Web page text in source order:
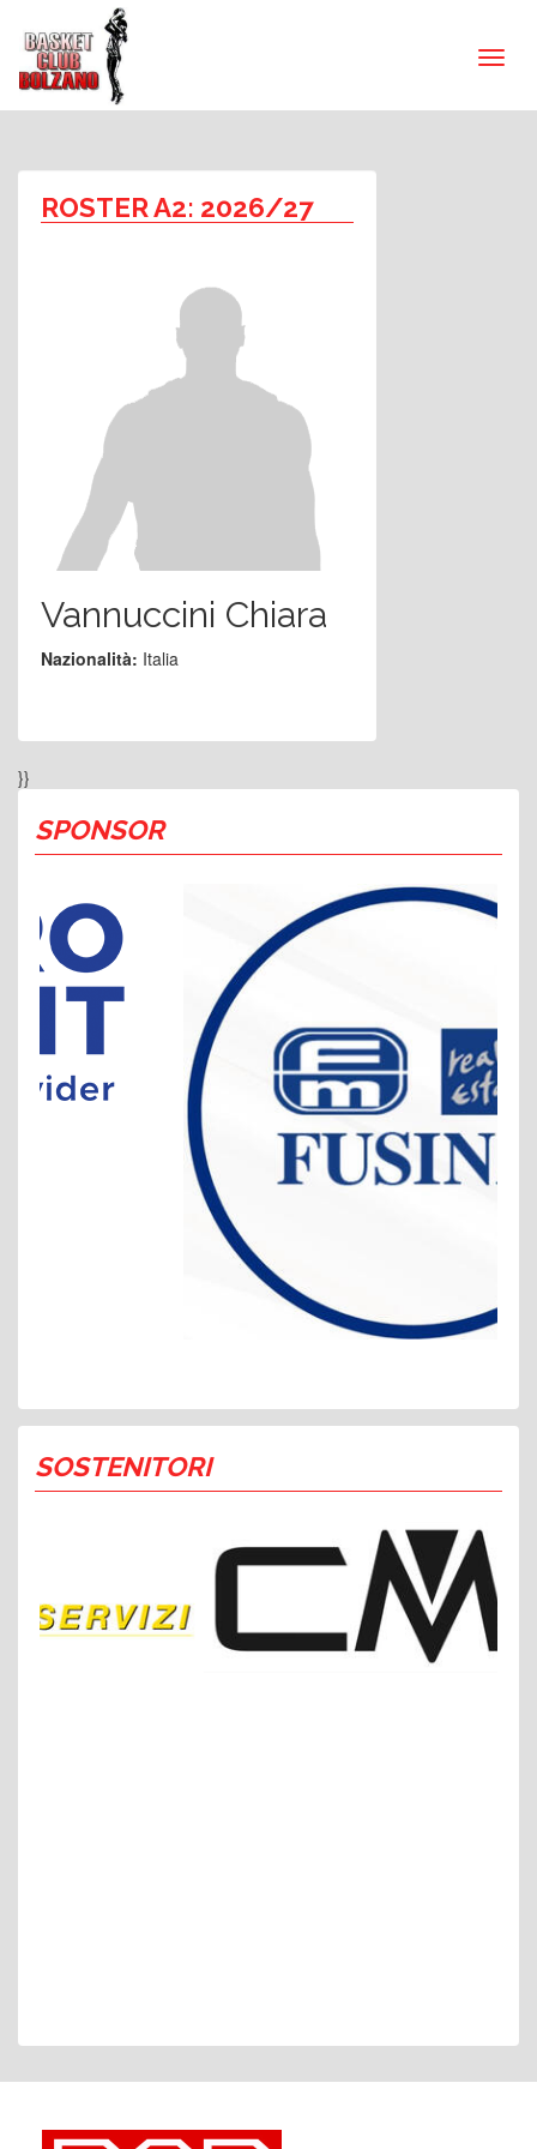
}}
SPONSOR
SOSTENITORI
ROSTER A2: 2026/27
Vannuccini Chiara
Nazionalità: Italia